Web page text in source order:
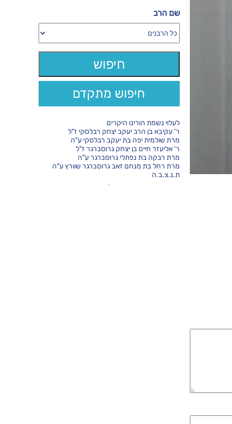
שם הרב
חיפוש מתקדם
לעלוי נשמת הורינו היקרים
ר' עקיבא בן הרב יעקב יצחק רבלסקי ז"ל
מרת שולמית יפה בת יעקב רבלסקי ע"ה
ר' אליעזר חיים בן יצחק גרוסברגר ז"ל
מרת רבקה בת נפתלי גרוסברגר ע"ה
מרת רחל בת מנחם זאב גרוסברגר שוורץ ע"ה
ת.נ.צ.ב.ה